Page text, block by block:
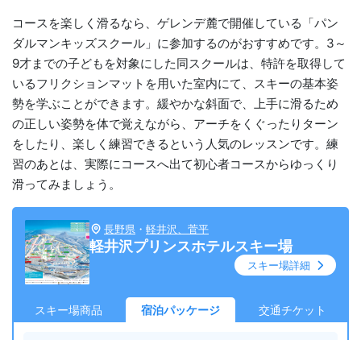
コースを楽しく滑るなら、ゲレンデ麓で開催している「パン
ダルマンキッズスクール」に参加するのがおすすめです。3～
9才までの子どもを対象にした同スクールは、特許を取得して
いるフリクションマットを用いた室内にて、スキーの基本姿
勢を学ぶことができます。緩やかな斜面で、上手に滑るため
の正しい姿勢を体で覚えながら、アーチをくぐったりターン
をしたり、楽しく練習できるという人気のレッスンです。練
習のあとは、実際にコースへ出て初心者コースからゆっくり
滑ってみましょう。
長野県 ・ 軽井沢、菅平
軽井沢プリンスホテルスキー場
スキー場詳細
スキー場商品 宿泊パッケージ 交通チケット